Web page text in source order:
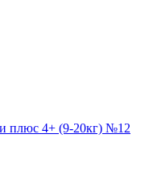
плюс 4+ (9-20кг) №12